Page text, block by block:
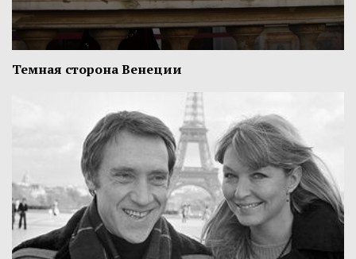
Темная сторона Венеции